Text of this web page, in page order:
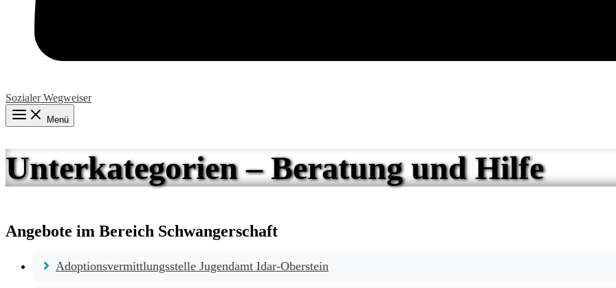
Sozialer Wegweiser
Menü
Unterkategorien – Beratung und Hilfe
Angebote im Bereich Schwangerschaft
Adoptionsvermittlungsstelle Jugendamt Idar-Oberstein